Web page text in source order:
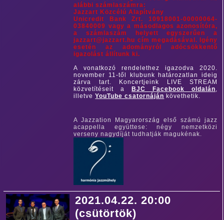
alábbi számlaszámra:
Jazzart Közcélú Alapítvány
Unicredit Bank Zrt. 10918001-00000064-
03840009 vagy a másodlagos azonosítóra,
a számlaszám helyett egyszerűen a
jazzart@jazzart.hu cím megadásával. Igény
esetén az adományról adócsökkentő
igazolást állítunk ki.
A vonatkozó rendelethez igazodva 2020.
november 11-től klubunk határozatlan ideig
zárva tart. Koncertjeink LIVE STREAM
közvetítéseit a
BJC Facebook oldalán,
illetveYouTube csatornáján követhetik.
A Jazzation Magyarország első számú jazz
acappella együttese: négy nemzetközi
verseny nagydíját tudhatják magukénak.
2021.04.22. 20:00
(csütörtök)